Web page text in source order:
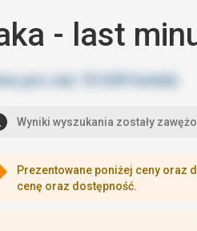
- last
Wyniki wyszukania zostały
Prezentowane poniżej ceny oraz
cenę oraz dostępność.